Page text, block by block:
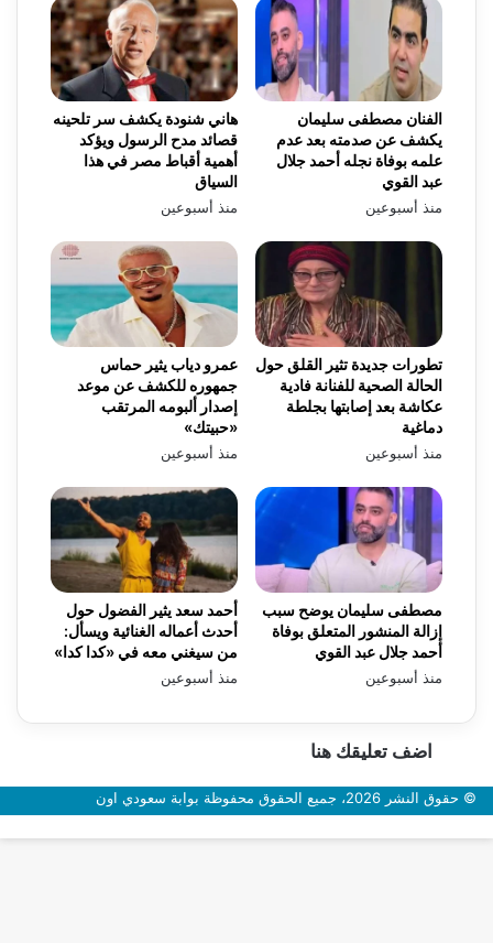
هاني شنودة يكشف سر تلحينه
قصائد مدح الرسول ويؤكد
أهمية أقباط مصر في هذا
السياق
منذ أسبوعين
الفنان مصطفى سليمان
يكشف عن صدمته بعد عدم
علمه بوفاة نجله أحمد جلال
عبد القوي
منذ أسبوعين
عمرو دياب يثير حماس
جمهوره للكشف عن موعد
إصدار ألبومه المرتقب
«حبيتك»
منذ أسبوعين
تطورات جديدة تثير القلق حول
الحالة الصحية للفنانة فادية
عكاشة بعد إصابتها بجلطة
دماغية
منذ أسبوعين
أحمد سعد يثير الفضول حول
أحدث أعماله الغنائية ويسأل:
من سيغني معه في «كدا كدا»
منذ أسبوعين
مصطفى سليمان يوضح سبب
إزالة المنشور المتعلق بوفاة
أحمد جلال عبد القوي
منذ أسبوعين
اضف تعليقك هنا
© حقوق النشر 2026، جميع الحقوق محفوظة بوابة سعودي اون